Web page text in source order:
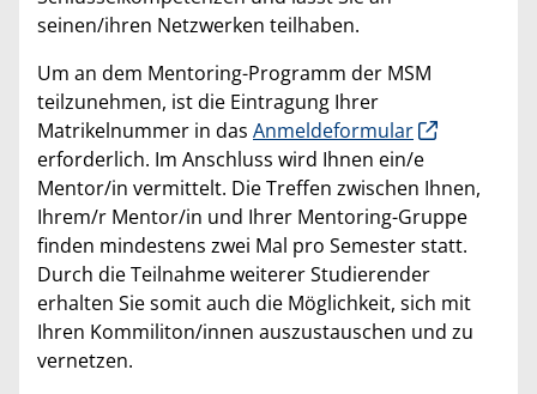
seinen/ihren Netzwerken teilhaben.
Um an dem Mentoring-Programm der MSM
teilzunehmen, ist die Eintragung Ihrer
Matrikelnummer in das Anmeldeformular
erforderlich. Im Anschluss wird Ihnen ein/e
Mentor/in vermittelt. Die Treffen zwischen Ihnen,
Ihrem/r Mentor/in und Ihrer Mentoring-Gruppe
finden mindestens zwei Mal pro Semester statt.
Durch die Teilnahme weiterer Studierender
erhalten Sie somit auch die Möglichkeit, sich mit
Ihren Kommiliton/innen auszustauschen und zu
vernetzen.